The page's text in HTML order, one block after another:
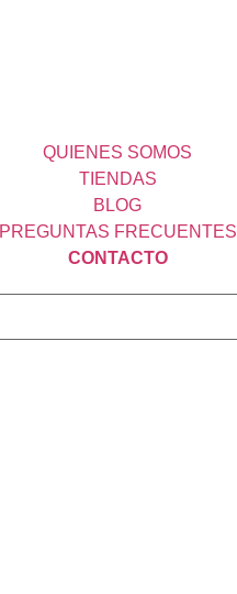
QUIENES SOMOS
TIENDAS
BLOG
PREGUNTAS FRECUENTES
CONTACTO